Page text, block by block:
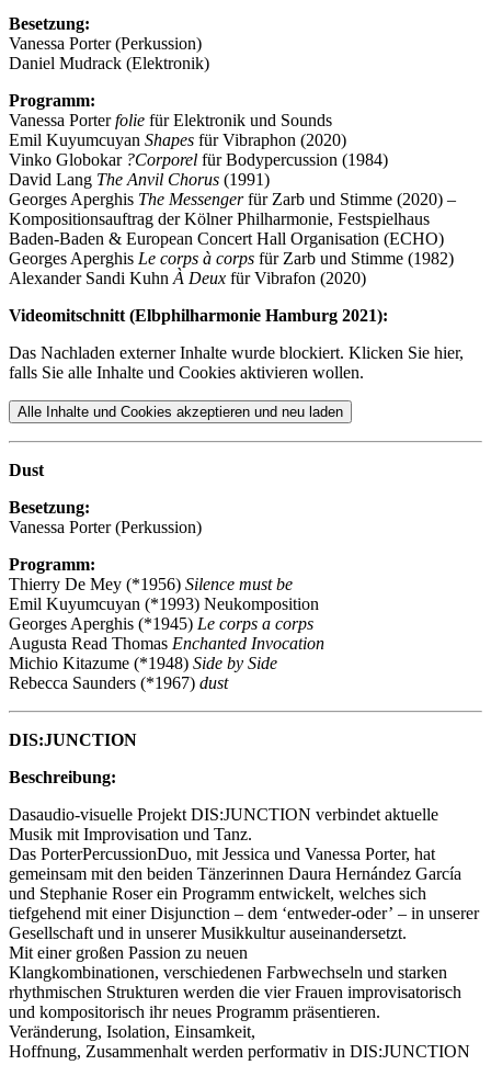
Besetzung:
Vanessa Porter (Perkussion)
Daniel Mudrack (Elektronik)
Programm:
Vanessa Porterfolie für Elektronik und Sounds
Emil Kuyumcuyan Shapes für Vibraphon (2020)
Vinko Globokar ?Corporel für Bodypercussion (1984)
David Lang The Anvil Chorus (1991)
Georges Aperghis The Messengerfür Zarb und Stimme (2020) –
Kompositionsauftrag der Kölner Philharmonie, Festspielhaus
Baden-Baden & European Concert Hall Organisation (ECHO)
Georges Aperghis Le corps à corps für Zarb und Stimme (1982)
Alexander Sandi KuhnÀ Deux für Vibrafon (2020)
Videomitschnitt (Elbphilharmonie Hamburg 2021):
Das Nachladen externer Inhalte wurde blockiert. Klicken Sie hier,
falls Sie alle Inhalte und Cookies aktivieren wollen.
Alle Inhalte und Cookies akzeptieren und neu laden
Dust
Besetzung:
Vanessa Porter (Perkussion)
Programm:
Thierry De Mey (*1956) Silence must be
Emil Kuyumcuyan (*1993) Neukomposition
Georges Aperghis (*1945) Le corps a corps
Augusta Read Thomas Enchanted Invocation
Michio Kitazume (*1948) Side by Side
Rebecca Saunders (*1967) dust
DIS:JUNCTION
Beschreibung:
Dasaudio-visuelle Projekt DIS:JUNCTION verbindet aktuelle
Musik mit Improvisation und Tanz.
Das PorterPercussionDuo, mit Jessica und Vanessa Porter, hat
gemeinsam mit den beiden Tänzerinnen Daura Hernández García
und Stephanie Roser ein Programm entwickelt, welches sich
tiefgehend mit einer Disjunction – dem ‘entweder-oder’ – in unserer
Gesellschaft und in unserer Musikkultur auseinandersetzt.
Mit einer großen Passion zu neuen
Klangkombinationen, verschiedenen Farbwechseln und starken
rhythmischen Strukturen werden die vier Frauen improvisatorisch
und kompositorisch ihr neues Programm präsentieren.
Veränderung, Isolation, Einsamkeit,
Hoffnung, Zusammenhalt werden performativ in DIS:JUNCTION